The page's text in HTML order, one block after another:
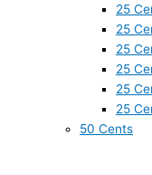
25
25
25
25
25
25
50 Cents